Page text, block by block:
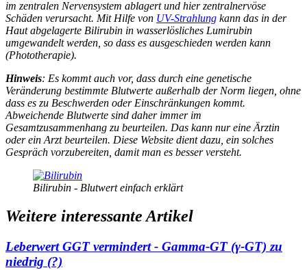
im zentralen Nervensystem ablagert und hier zentralnervöse
Schäden verursacht. Mit Hilfe von UV-Strahlung kann das in der
Haut abgelagerte Bilirubin in wasserlösliches Lumirubin
umgewandelt werden, so dass es ausgeschieden werden kann
(Phototherapie).
Hinweis: Es kommt auch vor, dass durch eine genetische
Veränderung bestimmte Blutwerte außerhalb der Norm liegen, ohne
dass es zu Beschwerden oder Einschränkungen kommt.
Abweichende Blutwerte sind daher immer im
Gesamtzusammenhang zu beurteilen. Das kann nur eine Ärztin
oder ein Arzt beurteilen. Diese Website dient dazu, ein solches
Gespräch vorzubereiten, damit man es besser versteht.
Bilirubin - Blutwert einfach erklärt
Weitere interessante Artikel
Leberwert GGT vermindert - Gamma-GT (γ-GT) zu
niedrig (?)